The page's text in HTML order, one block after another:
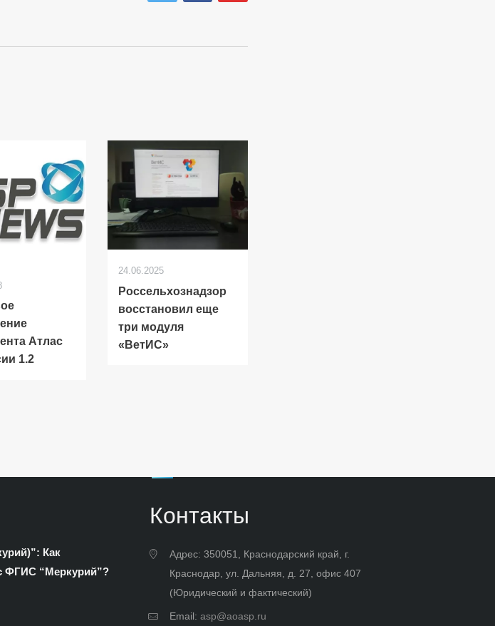
Атлас
1.2
24.06.2025
Россельхознадзор
восстановил еще
три модуля
«ВетИС»
Как
ФГИС “Меркурий”?
Контакты
Адрес: 350051, Краснодарский край, г.
Краснодар, ул. Дальняя, д. 27, офис 407
(Юридический и фактический)
Email: asp@aoasp.ru